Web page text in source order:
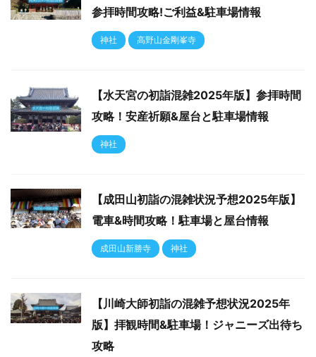
参拝時間攻略!ご利益&駐車場情報
神社 高野山金剛峯寺
【水天宮の初詣混雑2025年版】参拝時間
攻略！安産祈願&屋台と駐車場情報
神社
【成田山初詣の混雑状況予想2025年版】
電車&時間攻略！駐車場と屋台情報
成田山新勝寺 神社
【川崎大師初詣の混雑予想状況2025年
版】拝観時間&駐車場！ジャニーズ出待ち
攻略